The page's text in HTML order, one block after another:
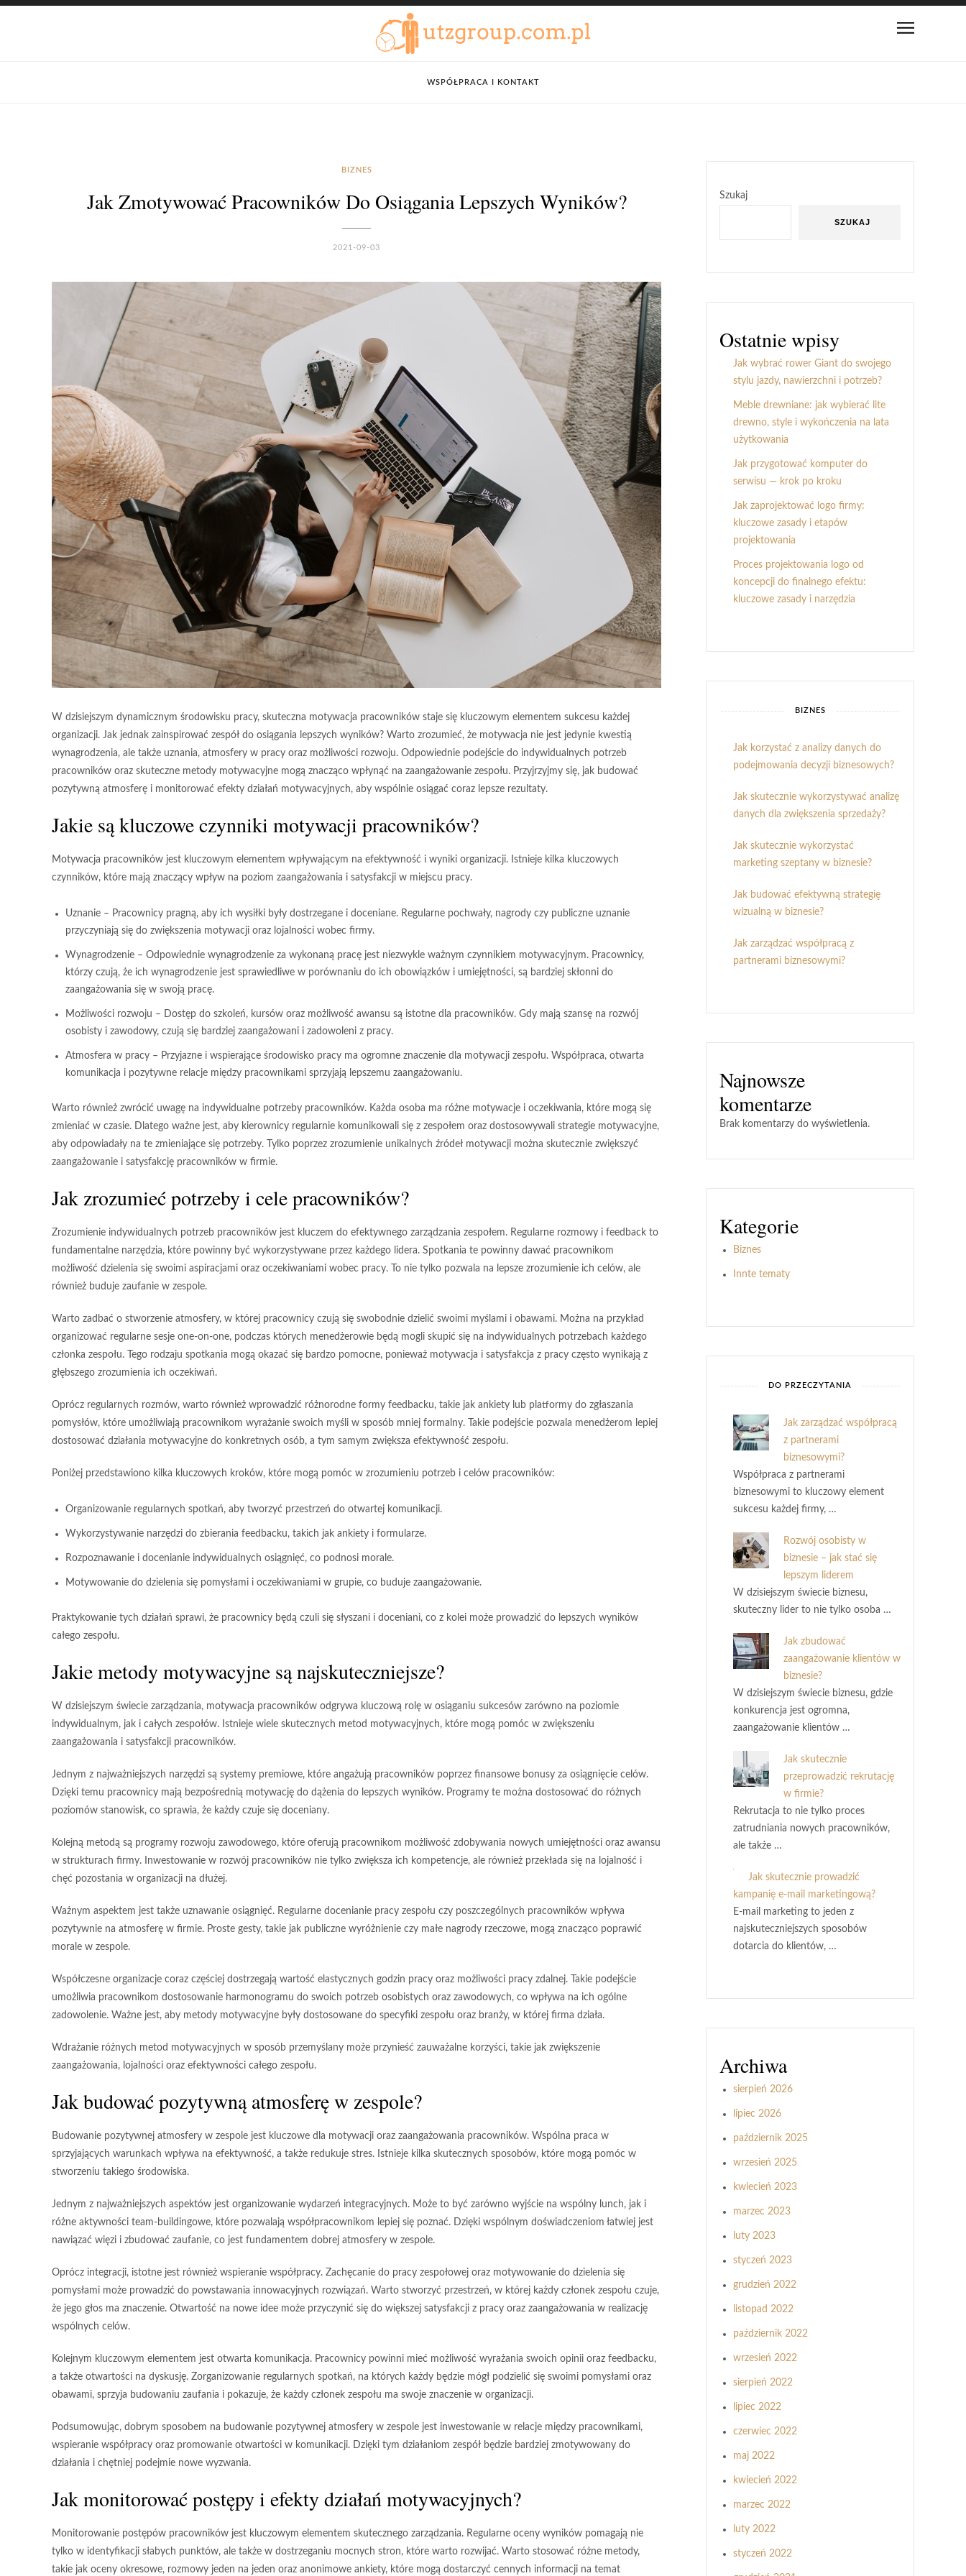
WSPÓŁPRACA I KONTAKT
BIZNES
Jak Zmotywować Pracowników Do Osiągania Lepszych Wyników?
2021-09-03
W dzisiejszym dynamicznym środowisku pracy, skuteczna motywacja pracowników staje się kluczowym elementem sukcesu każdej
organizacji. Jak jednak zainspirować zespół do osiągania lepszych wyników? Warto zrozumieć, że motywacja nie jest jedynie kwestią
wynagrodzenia, ale także uznania, atmosfery w pracy oraz możliwości rozwoju. Odpowiednie podejście do indywidualnych potrzeb
pracowników oraz skuteczne metody motywacyjne mogą znacząco wpłynąć na zaangażowanie zespołu. Przyjrzyjmy się, jak budować
pozytywną atmosferę i monitorować efekty działań motywacyjnych, aby wspólnie osiągać coraz lepsze rezultaty.
Jakie są kluczowe czynniki motywacji pracowników?
Motywacja pracowników jest kluczowym elementem wpływającym na efektywność i wyniki organizacji. Istnieje kilka kluczowych
czynników, które mają znaczący wpływ na poziom zaangażowania i satysfakcji w miejscu pracy.
Uznanie – Pracownicy pragną, aby ich wysiłki były dostrzegane i doceniane. Regularne pochwały, nagrody czy publiczne uznanie
przyczyniają się do zwiększenia motywacji oraz lojalności wobec firmy.
Wynagrodzenie – Odpowiednie wynagrodzenie za wykonaną pracę jest niezwykle ważnym czynnikiem motywacyjnym. Pracownicy,
którzy czują, że ich wynagrodzenie jest sprawiedliwe w porównaniu do ich obowiązków i umiejętności, są bardziej skłonni do
zaangażowania się w swoją pracę.
Możliwości rozwoju – Dostęp do szkoleń, kursów oraz możliwość awansu są istotne dla pracowników. Gdy mają szansę na rozwój
osobisty i zawodowy, czują się bardziej zaangażowani i zadowoleni z pracy.
Atmosfera w pracy – Przyjazne i wspierające środowisko pracy ma ogromne znaczenie dla motywacji zespołu. Współpraca, otwarta
komunikacja i pozytywne relacje między pracownikami sprzyjają lepszemu zaangażowaniu.
Warto również zwrócić uwagę na indywidualne potrzeby pracowników. Każda osoba ma różne motywacje i oczekiwania, które mogą się
zmieniać w czasie. Dlatego ważne jest, aby kierownicy regularnie komunikowali się z zespołem oraz dostosowywali strategie motywacyjne,
aby odpowiadały na te zmieniające się potrzeby. Tylko poprzez zrozumienie unikalnych źródeł motywacji można skutecznie zwiększyć
zaangażowanie i satysfakcję pracowników w firmie.
Jak zrozumieć potrzeby i cele pracowników?
Zrozumienie indywidualnych potrzeb pracowników jest kluczem do efektywnego zarządzania zespołem. Regularne rozmowy i feedback to
fundamentalne narzędzia, które powinny być wykorzystywane przez każdego lidera. Spotkania te powinny dawać pracownikom
możliwość dzielenia się swoimi aspiracjami oraz oczekiwaniami wobec pracy. To nie tylko pozwala na lepsze zrozumienie ich celów, ale
również buduje zaufanie w zespole.
Warto zadbać o stworzenie atmosfery, w której pracownicy czują się swobodnie dzielić swoimi myślami i obawami. Można na przykład
organizować regularne sesje one-on-one, podczas których menedżerowie będą mogli skupić się na indywidualnych potrzebach każdego
członka zespołu. Tego rodzaju spotkania mogą okazać się bardzo pomocne, ponieważ motywacja i satysfakcja z pracy często wynikają z
głębszego zrozumienia ich oczekiwań.
Oprócz regularnych rozmów, warto również wprowadzić różnorodne formy feedbacku, takie jak ankiety lub platformy do zgłaszania
pomysłów, które umożliwiają pracownikom wyrażanie swoich myśli w sposób mniej formalny. Takie podejście pozwala menedżerom lepiej
dostosować działania motywacyjne do konkretnych osób, a tym samym zwiększa efektywność zespołu.
Poniżej przedstawiono kilka kluczowych kroków, które mogą pomóc w zrozumieniu potrzeb i celów pracowników:
Organizowanie regularnych spotkań, aby tworzyć przestrzeń do otwartej komunikacji.
Wykorzystywanie narzędzi do zbierania feedbacku, takich jak ankiety i formularze.
Rozpoznawanie i docenianie indywidualnych osiągnięć, co podnosi morale.
Motywowanie do dzielenia się pomysłami i oczekiwaniami w grupie, co buduje zaangażowanie.
Praktykowanie tych działań sprawi, że pracownicy będą czuli się słyszani i doceniani, co z kolei może prowadzić do lepszych wyników
całego zespołu.
Jakie metody motywacyjne są najskuteczniejsze?
W dzisiejszym świecie zarządzania, motywacja pracowników odgrywa kluczową rolę w osiąganiu sukcesów zarówno na poziomie
indywidualnym, jak i całych zespołów. Istnieje wiele skutecznych metod motywacyjnych, które mogą pomóc w zwiększeniu
zaangażowania i satysfakcji pracowników.
Jednym z najważniejszych narzędzi są systemy premiowe, które angażują pracowników poprzez finansowe bonusy za osiągnięcie celów.
Dzięki temu pracownicy mają bezpośrednią motywację do dążenia do lepszych wyników. Programy te można dostosować do różnych
poziomów stanowisk, co sprawia, że każdy czuje się doceniany.
Kolejną metodą są programy rozwoju zawodowego, które oferują pracownikom możliwość zdobywania nowych umiejętności oraz awansu
w strukturach firmy. Inwestowanie w rozwój pracowników nie tylko zwiększa ich kompetencje, ale również przekłada się na lojalność i
chęć pozostania w organizacji na dłużej.
Ważnym aspektem jest także uznawanie osiągnięć. Regularne docenianie pracy zespołu czy poszczególnych pracowników wpływa
pozytywnie na atmosferę w firmie. Proste gesty, takie jak publiczne wyróżnienie czy małe nagrody rzeczowe, mogą znacząco poprawić
morale w zespole.
Współczesne organizacje coraz częściej dostrzegają wartość elastycznych godzin pracy oraz możliwości pracy zdalnej. Takie podejście
umożliwia pracownikom dostosowanie harmonogramu do swoich potrzeb osobistych oraz zawodowych, co wpływa na ich ogólne
zadowolenie. Ważne jest, aby metody motywacyjne były dostosowane do specyfiki zespołu oraz branży, w której firma działa.
Wdrażanie różnych metod motywacyjnych w sposób przemyślany może przynieść zauważalne korzyści, takie jak zwiększenie
zaangażowania, lojalności oraz efektywności całego zespołu.
Jak budować pozytywną atmosferę w zespole?
Budowanie pozytywnej atmosfery w zespole jest kluczowe dla motywacji oraz zaangażowania pracowników. Wspólna praca w
sprzyjających warunkach wpływa na efektywność, a także redukuje stres. Istnieje kilka skutecznych sposobów, które mogą pomóc w
stworzeniu takiego środowiska.
Jednym z najważniejszych aspektów jest organizowanie wydarzeń integracyjnych. Może to być zarówno wyjście na wspólny lunch, jak i
różne aktywności team-buildingowe, które pozwalają współpracownikom lepiej się poznać. Dzięki wspólnym doświadczeniom łatwiej jest
nawiązać więzi i zbudować zaufanie, co jest fundamentem dobrej atmosfery w zespole.
Oprócz integracji, istotne jest również wspieranie współpracy. Zachęcanie do pracy zespołowej oraz motywowanie do dzielenia się
pomysłami może prowadzić do powstawania innowacyjnych rozwiązań. Warto stworzyć przestrzeń, w której każdy członek zespołu czuje,
że jego głos ma znaczenie. Otwartość na nowe idee może przyczynić się do większej satysfakcji z pracy oraz zaangażowania w realizację
wspólnych celów.
Kolejnym kluczowym elementem jest otwarta komunikacja. Pracownicy powinni mieć możliwość wyrażania swoich opinii oraz feedbacku,
a także otwartości na dyskusję. Zorganizowanie regularnych spotkań, na których każdy będzie mógł podzielić się swoimi pomysłami oraz
obawami, sprzyja budowaniu zaufania i pokazuje, że każdy członek zespołu ma swoje znaczenie w organizacji.
Podsumowując, dobrym sposobem na budowanie pozytywnej atmosfery w zespole jest inwestowanie w relacje między pracownikami,
wspieranie współpracy oraz promowanie otwartości w komunikacji. Dzięki tym działaniom zespół będzie bardziej zmotywowany do
działania i chętniej podejmie nowe wyzwania.
Jak monitorować postępy i efekty działań motywacyjnych?
Monitorowanie postępów pracowników jest kluczowym elementem skutecznego zarządzania. Regularne oceny wyników pomagają nie
tylko w identyfikacji słabych punktów, ale także w dostrzeganiu mocnych stron, które warto rozwijać. Warto stosować różne metody,
takie jak oceny okresowe, rozmowy jeden na jeden oraz anonimowe ankiety, które mogą dostarczyć cennych informacji na temat
Szukaj
SZUKAJ
Ostatnie wpisy
Jak wybrać rower Giant do swojego
stylu jazdy, nawierzchni i potrzeb?
Meble drewniane: jak wybierać lite
drewno, style i wykończenia na lata
użytkowania
Jak przygotować komputer do
serwisu — krok po kroku
Jak zaprojektować logo firmy:
kluczowe zasady i etapów
projektowania
Proces projektowania logo od
koncepcji do finalnego efektu:
kluczowe zasady i narzędzia
BIZNES
Jak korzystać z analizy danych do
podejmowania decyzji biznesowych?
Jak skutecznie wykorzystywać analizę
danych dla zwiększenia sprzedaży?
Jak skutecznie wykorzystać
marketing szeptany w biznesie?
Jak budować efektywną strategię
wizualną w biznesie?
Jak zarządzać współpracą z
partnerami biznesowymi?
Najnowsze
komentarze
Brak komentarzy do wyświetlenia.
Kategorie
Biznes
Innte tematy
DO PRZECZYTANIA
Jak zarządzać współpracą
z partnerami
biznesowymi?
Współpraca z partnerami
biznesowymi to kluczowy element
sukcesu każdej firmy, …
Rozwój osobisty w
biznesie – jak stać się
lepszym liderem
W dzisiejszym świecie biznesu,
skuteczny lider to nie tylko osoba …
Jak zbudować
zaangażowanie klientów w
biznesie?
W dzisiejszym świecie biznesu, gdzie
konkurencja jest ogromna,
zaangażowanie klientów …
Jak skutecznie
przeprowadzić rekrutację
w firmie?
Rekrutacja to nie tylko proces
zatrudniania nowych pracowników,
ale także …
Jak skutecznie prowadzić
kampanię e-mail marketingową?
E-mail marketing to jeden z
najskuteczniejszych sposobów
dotarcia do klientów, …
Archiwa
sierpień 2026
lipiec 2026
październik 2025
wrzesień 2025
kwiecień 2023
marzec 2023
luty 2023
styczeń 2023
grudzień 2022
listopad 2022
październik 2022
wrzesień 2022
sierpień 2022
lipiec 2022
czerwiec 2022
maj 2022
kwiecień 2022
marzec 2022
luty 2022
styczeń 2022